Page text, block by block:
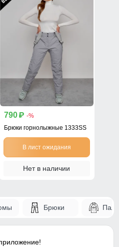
790 p -%
Брюки горнолыжные 1333SS
В лист ожидания
Нет в наличии
Брюки